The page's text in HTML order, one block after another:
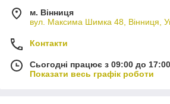
Паперові куточки;
Пакувальний папір.
Купуючи товари українського
Широкий асортимент упаковки;
м. Вінниця
вул. Максима Шимка 48, Вінниця,
Контакти
Сьогодні працює з 09:00 до 17:00
Показати весь графік роботи